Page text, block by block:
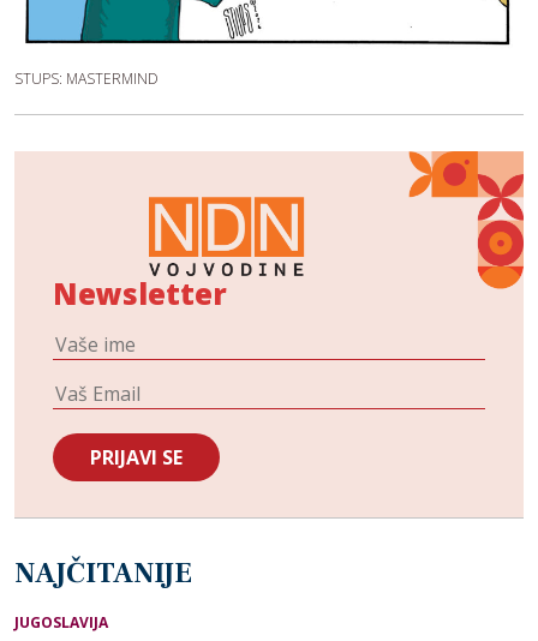
STUPS: MASTERMIND
Newsletter
NAJČITANIJE
JUGOSLAVIJA